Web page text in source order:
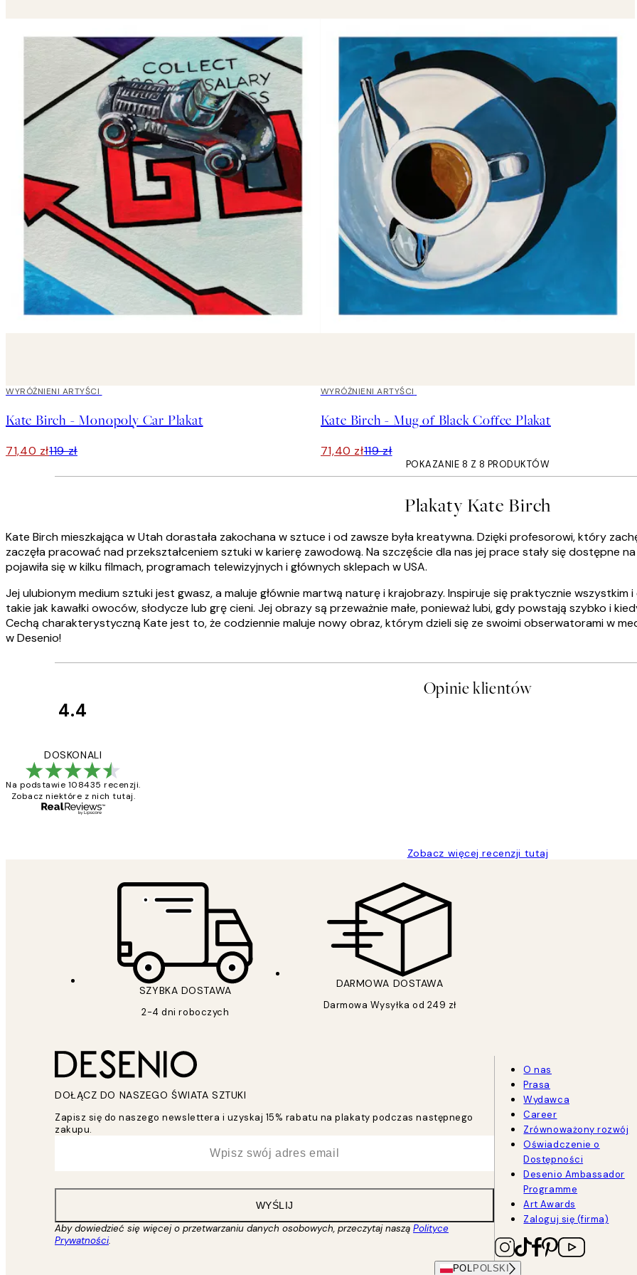
40%*
WYRÓŻNIENI ARTYŚCI
Kate Birch - Monopoly Car Plakat
71,40 zł119 zł
40%*
WYRÓŻNIENI ARTYŚCI
Kate Birch - Mug of Black Coffee Plakat
71,40 zł119 zł
POKAZANIE 8 Z 8 PRODUKTÓW
Plakaty Kate Birch
Kate Birch mieszkająca w Utah dorastała zakochana w sztuce i od zawsze była kreatywna. Dzięki profesorowi, który
zaczęła pracować nad przekształceniem sztuki w karierę zawodową. Na szczęście dla nas jej prace stały się dostępne
pojawiła się w kilku filmach, programach telewizyjnych i głównych sklepach w USA.
Jej ulubionym medium sztuki jest gwasz, a maluje głównie martwą naturę i krajobrazy. Inspiruje się praktycznie
takie jak kawałki owoców, słodycze lub grę cieni. Jej obrazy są przeważnie małe, ponieważ lubi, gdy powstają szybko i
Cechą charakterystyczną Kate jest to, że codziennie maluje nowy obraz, którym dzieli się ze swoimi obserwatorami w
w Desenio!
Opinie klientów
4.4
DOSKONALI
Na podstawie 108435 recenzji.
Zobacz niektóre z nich tutaj.
Zobacz więcej recenzji tutaj
SZYBKA DOSTAWA
2-4 dni roboczych
DARMOWA DOSTAWA
Darmowa Wysyłka od 249 zł
DOŁĄCZ DO NASZEGO ŚWIATA SZTUKI
Zapisz się do naszego newslettera i uzyskaj 15% rabatu na plakaty podczas następnego
zakupu.
WYŚLIJ
Aby dowiedzieć się więcej o przetwarzaniu danych osobowych, przeczytaj naszą Polityce
Prywatności.
O nas
Prasa
Wydawca
Career
Zrównoważony rozwój
Oświadczenie o
Dostępności
Desenio Ambassador
Programme
Art Awards
Zaloguj się (firma)
POL POLSKI